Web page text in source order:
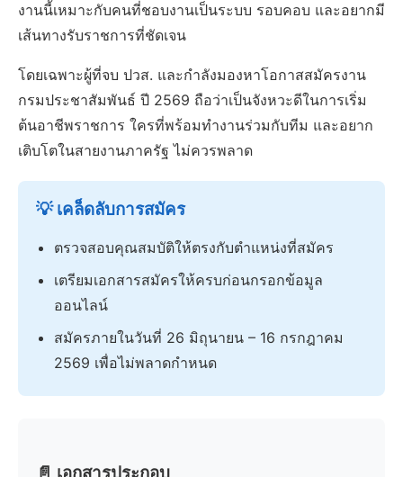
งานนี้เหมาะกับคนที่ชอบงานเป็นระบบ รอบคอบ และอยากมี
เส้นทางรับราชการที่ชัดเจน
โดยเฉพาะผู้ที่จบ ปวส. และกำลังมองหาโอกาสสมัครงาน
กรมประชาสัมพันธ์ ปี 2569 ถือว่าเป็นจังหวะดีในการเริ่ม
ต้นอาชีพราชการ ใครที่พร้อมทำงานร่วมกับทีม และอยาก
เติบโตในสายงานภาครัฐ ไม่ควรพลาด
💡 เคล็ดลับการสมัคร
ตรวจสอบคุณสมบัติให้ตรงกับตำแหน่งที่สมัคร
เตรียมเอกสารสมัครให้ครบก่อนกรอกข้อมูล
ออนไลน์
สมัครภายในวันที่ 26 มิถุนายน – 16 กรกฎาคม
2569 เพื่อไม่พลาดกำหนด